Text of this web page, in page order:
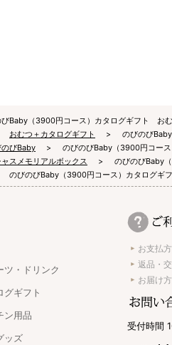
梱包につ
びBaby（3900円コース）カタログギフト お
おむつ＋カタログギフト
のびのび
びBaby
のびのびBaby（3900円コー
スメモリアルボックス
のびのびBaby
のびのびBaby（3900円コース）カタログギ
ツ・ドリンク
グギフト
ン用品
ッズ
お支払
返品・
お届け
受付時間